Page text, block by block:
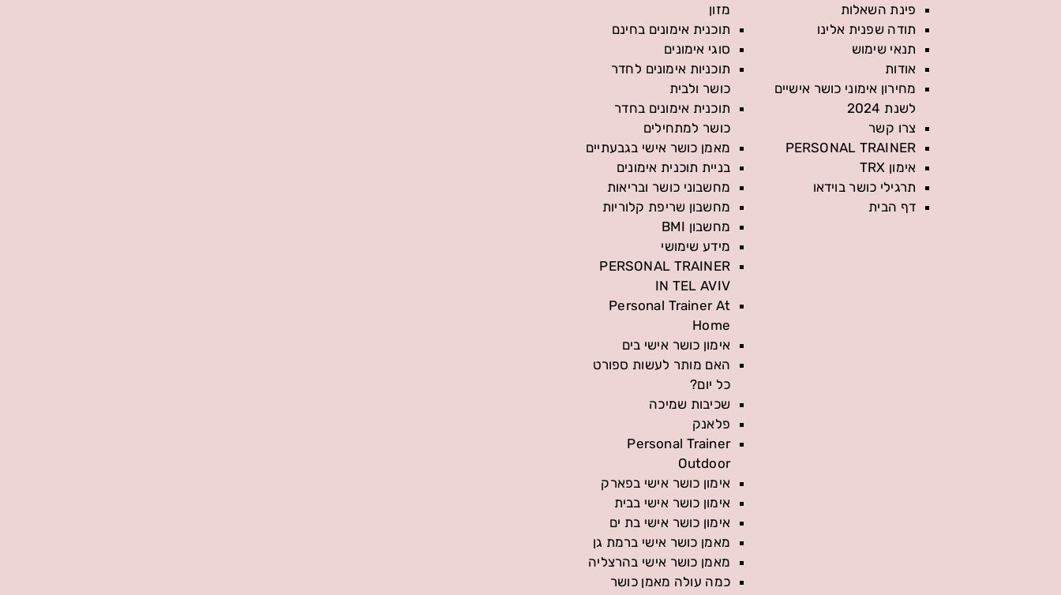
פינת השאלות
תודה שפנית אלינו
תנאי שימוש
אודות
מחירון אימוני כושר אישיים
לשנת 2024
צרו קשר
PERSONAL TRAINER
אימון TRX
תרגילי כושר בוידאו
דף הבית
מזון
תוכנית אימונים בחינם
סוגי אימונים
תוכניות אימונים לחדר
כושר ולבית
תוכנית אימונים בחדר
כושר למתחילים
מאמן כושר אישי בגבעתיים
בניית תוכנית אימונים
מחשבוני כושר ובריאות
מחשבון שריפת קלוריות
מחשבון BMI
מידע שימושי
PERSONAL TRAINER
IN TEL AVIV
Personal Trainer At
Home
אימון כושר אישי בים
האם מותר לעשות ספורט
כל יום?
שכיבות שמיכה
פלאנק
Personal Trainer
Outdoor
אימון כושר אישי בפארק
אימון כושר אישי בבית
אימון כושר אישי בת ים
מאמן כושר אישי ברמת גן
מאמן כושר אישי בהרצליה
כמה עולה מאמן כושר